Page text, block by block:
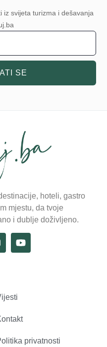
iz svijeta turizma i dešavanja
SE
hoteli, gastro
mjestu, da tvoje
i dublje doživljeno.
privatnosti